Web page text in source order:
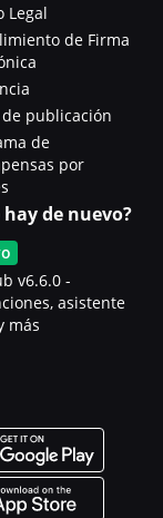
Legal
de Firma
publicación
de
por
hay de nuevo?
v6.6.0 -
asistente
más